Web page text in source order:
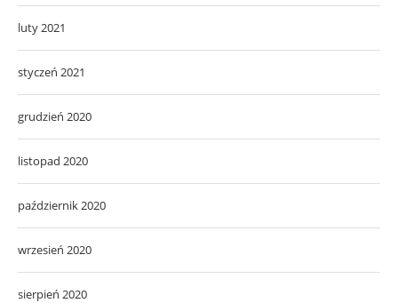
luty 2021
styczeń 2021
grudzień 2020
listopad 2020
październik 2020
wrzesień 2020
sierpień 2020